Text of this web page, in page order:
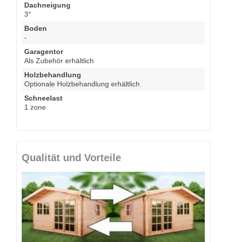
Dachneigung
3°
Boden
-
Garagentor
Als Zubehör erhältlich
Holzbehandlung
Optionale Holzbehandlung erhältlich
Schneelast
1 zone
Qualität und Vorteile